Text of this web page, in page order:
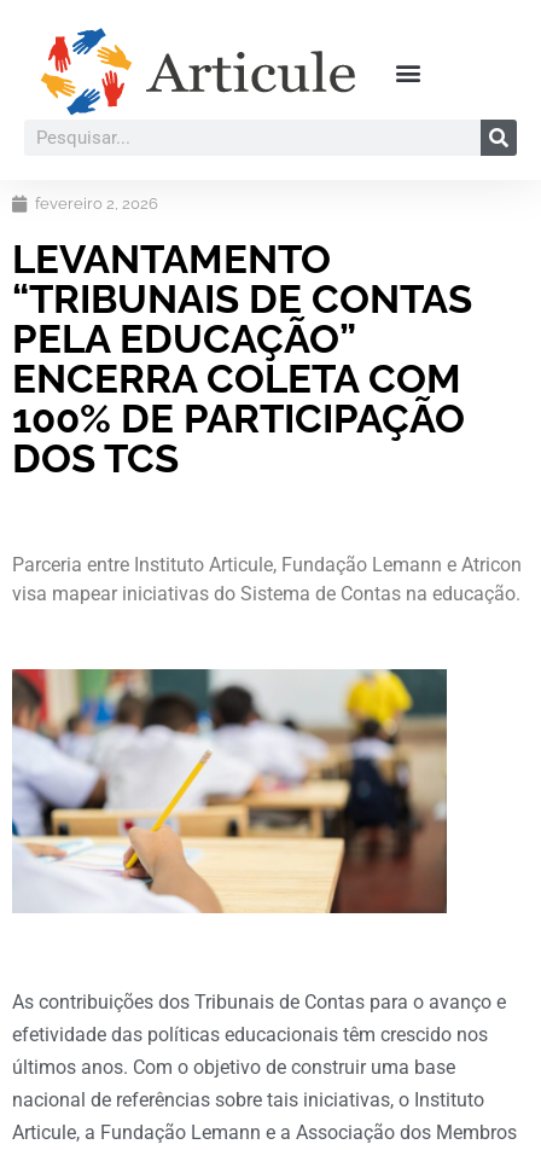
fevereiro 2, 2026
LEVANTAMENTO
“TRIBUNAIS DE CONTAS
PELA EDUCAÇÃO”
ENCERRA COLETA COM
100% DE PARTICIPAÇÃO
DOS TCS
Parceria entre Instituto Articule, Fundação Lemann e Atricon
visa mapear iniciativas do Sistema de Contas na educação.
As contribuições dos Tribunais de Contas para o avanço e
efetividade das políticas educacionais têm crescido nos
últimos anos. Com o objetivo de construir uma base
nacional de referências sobre tais iniciativas, o Instituto
Articule, a Fundação Lemann e a Associação dos Membros